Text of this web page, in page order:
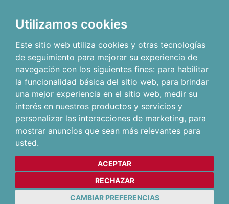
Utilizamos cookies
Este sitio web utiliza cookies y otras tecnologías
de seguimiento para mejorar su experiencia de
navegación con los siguientes fines: para habilitar
la funcionalidad básica del sitio web, para brindar
una mejor experiencia en el sitio web, medir su
interés en nuestros productos y servicios y
personalizar las interacciones de marketing, para
mostrar anuncios que sean más relevantes para
usted.
ACEPTAR
RECHAZAR
CAMBIAR PREFERENCIAS